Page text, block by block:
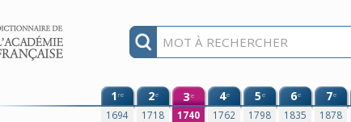
contenu
1re
1694
2e
1718
3e
1740
4e
1762
5e
1798
6e
1835
7e
1878